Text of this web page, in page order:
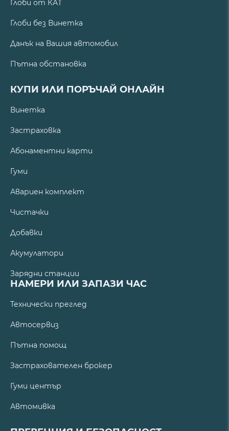
Глоби от КАТ
Глоби без Винетка
Данък на Вашия автомобил
Пътна обстановка
КУПИ ИЛИ ПОРЪЧАЙ ОНЛАЙН
Винетка
Застраховка
Абонаментни карти
Гуми
Авариен комплект
Чистачки
Добавки
Акумулатори
Зарядни станции
НАМЕРИ ИЛИ ЗАПАЗИ ЧАС
Технически преглед
Автосервиз
Пътна помощ
Застрахователен брокер
Гуми център
Автомивка